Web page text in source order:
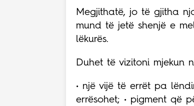
Megjithatë, jo të gjitha
mund të jetë shenjë e
lëkurës.
Duhet të vizitoni mjekun
• një vijë të errët pa
errësohet; • pigment që